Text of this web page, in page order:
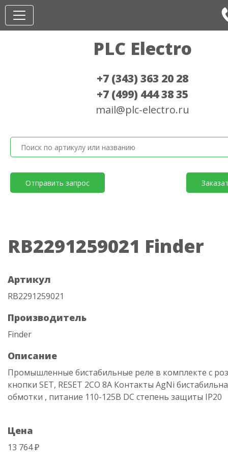
PLC Electro
+7 (343) 363 20 28
+7 (499) 444 38 35
mail@plc-electro.ru
Отправить запрос
RB2291259021 Finder
Артикул
RB2291259021
Производитель
Finder
Описание
Промышленные бистабильные реле в комплекте с
кнопки SET, RESET 2CO 8A Контакты AgNi
обмотки , питание 110-125В DС степень защиты IP20
Цена
13 764 ₽